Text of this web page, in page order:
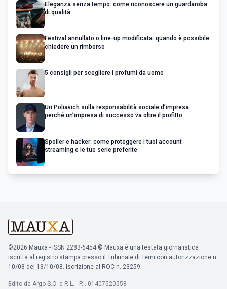
Eleganza senza tempo: come riconoscere un guardaroba
di qualità
Festival annullato o line-up modificata: quando è possibile
chiedere un rimborso
5 consigli per scegliere i profumi da uomo
Uri Poliavich sulla responsabilità sociale d’impresa:
perché un’impresa di successo va oltre il profitto
Spoiler e hacker: come proteggere i tuoi account
streaming e le tue serie preferite
©2026 Mauxa - ISSN 2283-6454 © Mauxa è una testata giornalistica
iscritta al registro stampa presso il Tribunale di Terni con autorizzazione n.
10/08 del 13/10/08. Iscrizione al ROC n. 23259.
Edito da Argo S.C. a R.L. - P.I. 01407520558